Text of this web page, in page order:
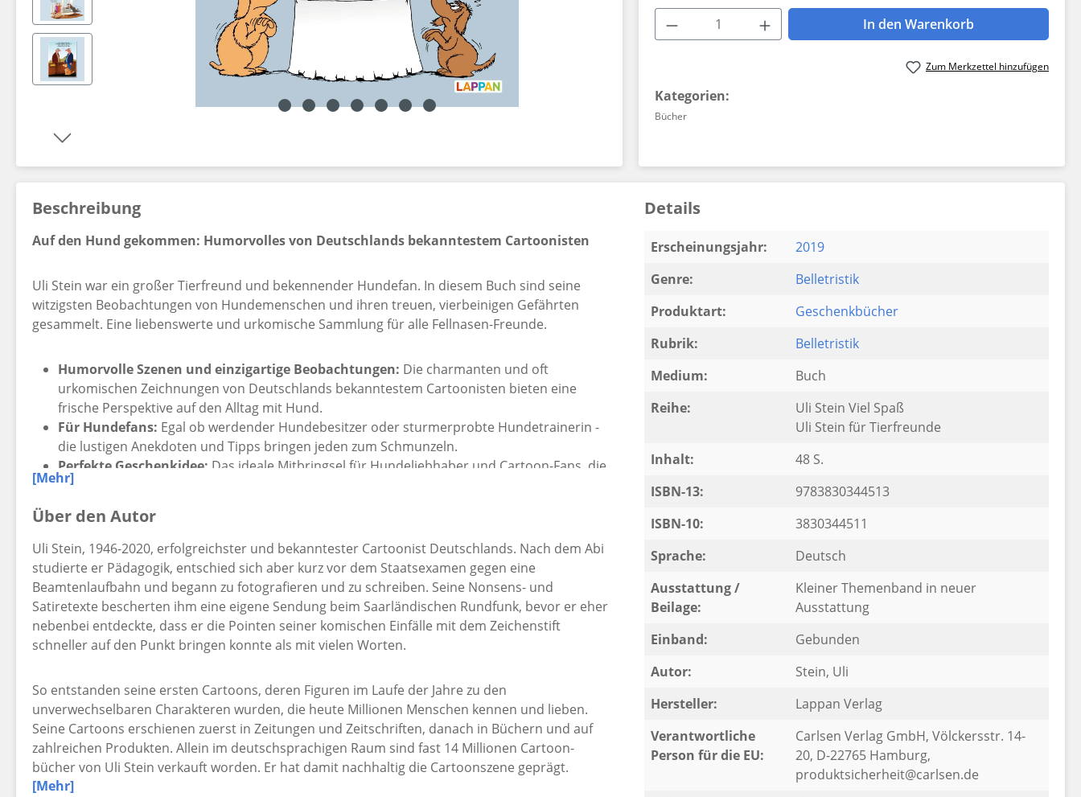
Produkt Anzahl: Gib den gewünschten Wert
In den Warenkorb
Zum Merkzettel hinzufügen
Kategorien:
Bücher
Beschreibung
Auf den Hund gekommen: Humorvolles von Deutschlands bekanntestem Cartoonisten
Uli Stein war ein großer Tierfreund und bekennender Hundefan. In diesem Buch sind seine
witzigsten Beobachtungen von Hundemenschen und ihren treuen, vierbeinigen Gefährten
gesammelt. Eine liebenswerte und urkomische Sammlung für alle Fellnasen-Freunde.
Humorvolle Szenen und einzigartige Beobachtungen: Die charmanten und oft
urkomischen Zeichnungen von Deutschlands bekanntestem Cartoonisten bieten eine
frische Perspektive auf den Alltag mit Hund.
Für Hundefans: Egal ob werdender Hundebesitzer oder sturmerprobte Hundetrainerin -
die lustigen Anekdoten und Tipps bringen jeden zum Schmunzeln.
Perfekte Geschenkidee: Das ideale Mitbringsel für Hundeliebhaber und Cartoon-Fans, die
sich über die Eigenarten ihrer Vierbeiner amüsieren möchten.
Gute Laune zum Verschenken: Genau das Richtige für alle Hundemenschen und solche,
die es werden wollen!
Dieses Buch war früher unter dem Titel "Uli Stein: Viel Spaß mit Hunden" verfügbar.
[Mehr]
Über den Autor
Uli Stein, 1946-2020, erfolgreichster und bekanntester Cartoonist Deutschlands. Nach dem Abi
studierte er Pädagogik, entschied sich aber kurz vor dem Staatsexamen gegen eine
Beamtenlaufbahn und begann zu fotografieren und zu schreiben. Seine Nonsens- und
Satiretexte bescherten ihm eine eigene Sendung beim Saarländischen Rundfunk, bevor er eher
nebenbei entdeckte, dass er die Pointen seiner komischen Einfälle mit dem Zeichenstift
schneller auf den Punkt bringen konnte als mit vielen Worten.
So entstanden seine ersten Cartoons, deren Figuren im Laufe der Jahre zu den
unverwechselbaren Charakteren wurden, die heute Millionen Menschen kennen und lieben.
Seine Cartoons erschienen zuerst in Zeitungen und Zeitschriften, danach in Büchern und auf
zahlreichen Produkten. Allein im deutschsprachigen Raum sind fast 14 Millionen Cartoon­
bücher von Uli Stein verkauft worden. Er hat damit nachhaltig die Cartoonszene geprägt.
[Mehr]
Details
Erscheinungsjahr:
2019
Genre:
Belletristik
Produktart:
Geschenkbücher
Rubrik:
Belletristik
Medium:
Buch
Reihe:
Uli Stein Viel Spaß
Uli Stein für Tierfreunde
Inhalt:
48 S.
ISBN-13:
9783830344513
ISBN-10:
3830344511
Sprache:
Deutsch
Ausstattung /
Beilage:
Kleiner Themenband in neuer
Ausstattung
Einband:
Gebunden
Autor:
Stein, Uli
Hersteller:
Lappan Verlag
Verantwortliche
Person für die EU:
Carlsen Verlag GmbH, Völckersstr. 14-
20, D-22765 Hamburg,
produktsicherheit@carlsen.de